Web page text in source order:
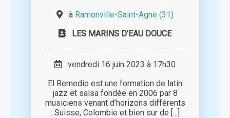
à Ramonville-Saint-Agne (31)
LES MARINS D’EAU DOUCE
vendredi 16 juin 2023 à 17h30
El Remedio est une formation de latin
jazz et salsa fondée en 2006 par 8
musiciens venant d’horizons différents
: Suisse, Colombie et bien sur de [...]